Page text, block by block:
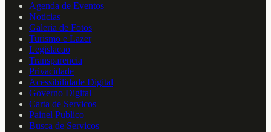
Agenda de Eventos
Noticias
Galeria de Fotos
Turismo e Lazer
Legislacao
Transparencia
Privacidade
Acessibilidade Digital
Governo Digital
Carta de Servicos
Painel Publico
Busca de Servicos